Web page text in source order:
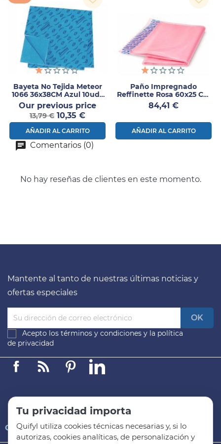
Bayeta No Tejida Meteor
1066 36x38CM Azul 10uds
– Reutilizable Alta
Resistencia
Our previous pricePrecio
13,79 € Precio
10,35 €
AÑADIR AL CARRITO
Paño Impregnado
Reffinette Rosa 60x25 Cm
1000 Uds
Precio
84,41 €
AÑADIR AL CARRITO
Comentarios (0)
No hay reseñas de clientes en este momento.
Mantente al tanto de nuestras últimas noticias y
ofertas especiales
Acepto los términos y condiciones y la política
de privacidad
FacebookLinkedinPinterest
QUIFYL
Tu privacidad importa
Quifyl utiliza cookies técnicas necesarias y, si lo
autorizas, cookies analíticas, de personalización y